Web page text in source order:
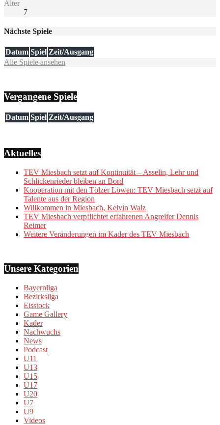
Alter
7
Nächste Spiele
Datum Spiel Zeit/Ausgang
Alle Spiele ansehen
Vergangene Spiele
Datum Spiel Zeit/Ausgang
Aktuelles
TEV Miesbach setzt auf Kontinuität – Asselin, Lehr und
Schlickenrieder bleiben an Bord
Kooperation mit den Tölzer Löwen: TEV Miesbach setzt auf
Talente aus der Region
Willkommen in Miesbach, Kelvin Walz
TEV Miesbach verpflichtet erfahrenen Angreifer Dennis
Reimer
Weitere Veränderungen im Kader des TEV Miesbach
Unsere Kategorien
Bayernliga
Bezirksliga
Eisstock
Game Gallery
Kader
Nachwuchs
News
Podcast
U11
U13
U15
U17
U20
U7
U9
Videos